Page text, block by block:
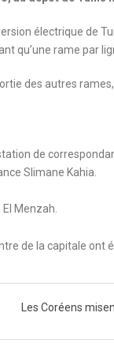
électrique de
qu’une rame par
des autres
de
Slimane Kahia.
Menzah.
de la capitale ont
Les Coréens